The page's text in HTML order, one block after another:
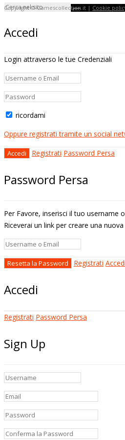
Copyright © Gamescollection.it | Cookie
Accedi
Login attraverso le tue Credenziali
ricordami
Oppure registrati tramite un social
Registrati Password Persa
Password Persa
Per Favore, inserisci il tuo username
Riceverai un link per creare una
Registrati Accedi
Accedi
Registrati Password Persa
Sign Up